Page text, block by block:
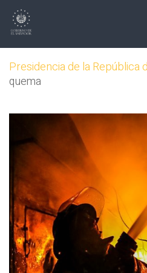
Presidencia de la República
quema